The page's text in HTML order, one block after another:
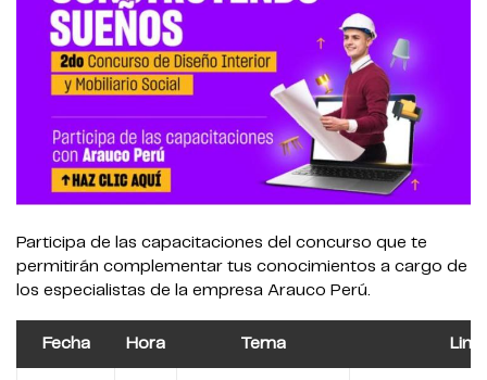
Participa de las capacitaciones del concurso que te
permitirán complementar tus conocimientos a cargo de
los especialistas de la empresa Arauco Perú.
Fecha Hora Tema Link